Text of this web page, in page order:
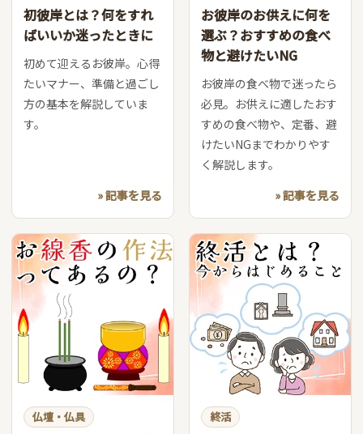
初彼岸とは？何をすれ
ばいいか迷ったときに
初めて迎えるお彼岸。心得
たいマナー、準備と過ごし
方の基本を解説していま
す。
» 記事を見る
お彼岸のお供えに何を
選ぶ？おすすめの食べ
物と避けたいNG
お彼岸の食べ物で迷ったら
必見。お供えに適したおす
すめの食べ物や、定番、避
けたいNGまでわかりやす
く解説します。
» 記事を見る
仏壇・仏具 終活